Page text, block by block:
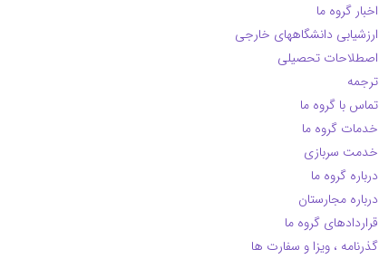
اخبار گروه ما
ارزشیابی دانشگاههای خارجی
اصطلاحات تحصیلی
ترجمه
تماس با گروه ما
خدمات گروه ما
خدمت سربازی
درباره گروه ما
درباره مجارستان
قراردادهای گروه ما
گذرنامه ، ویزا و سفارت ها